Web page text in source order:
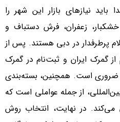
باید نیازهای بازار این شهر را
زعفران، فرش دستباف و
پرطرفدار در دبی هستند. پس از
از گمرک ایران و ثبت‌نام در گمرک
ضروری است. همچنین، بسته‌بندی
از جمله عواملی است که
می‌کند. در نهایت، انتخاب روش